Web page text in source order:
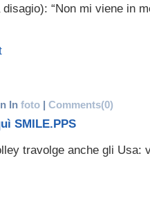
disagio): “Non mi viene
In foto | Comments(0)
SMILE.PPS
travolge anche gli Usa: